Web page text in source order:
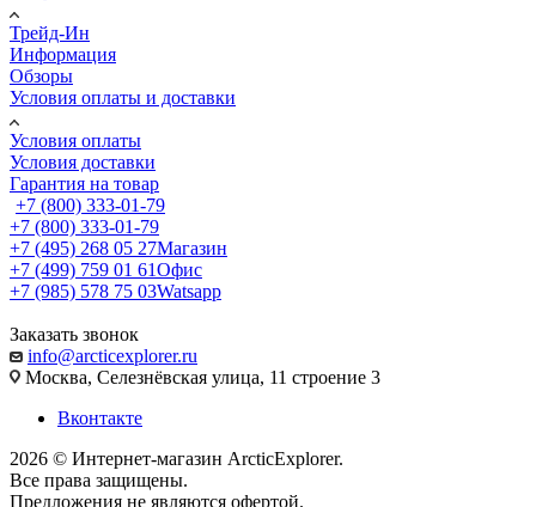
Трейд-Ин
Информация
Обзоры
Условия оплаты и доставки
Условия оплаты
Условия доставки
Гарантия на товар
+7 (800) 333-01-79
+7 (800) 333-01-79
+7 (495) 268 05 27Магазин
+7 (499) 759 01 61Офис
+7 (985) 578 75 03Watsapp
Заказать звонок
info@arcticexplorer.ru
Москва, Селезнёвская улица, 11 строение 3
Вконтакте
2026 © Интернет-магазин АrcticExplorer.
Все права защищены.
Предложения не являются офертой.